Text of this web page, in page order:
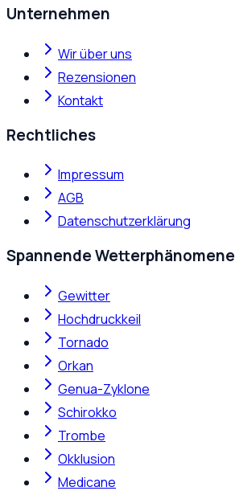
Unternehmen
Wir über uns
Rezensionen
Kontakt
Rechtliches
Impressum
AGB
Datenschutzerklärung
Spannende Wetterphänomene
Gewitter
Hochdruckkeil
Tornado
Orkan
Genua-Zyklone
Schirokko
Trombe
Okklusion
Medicane